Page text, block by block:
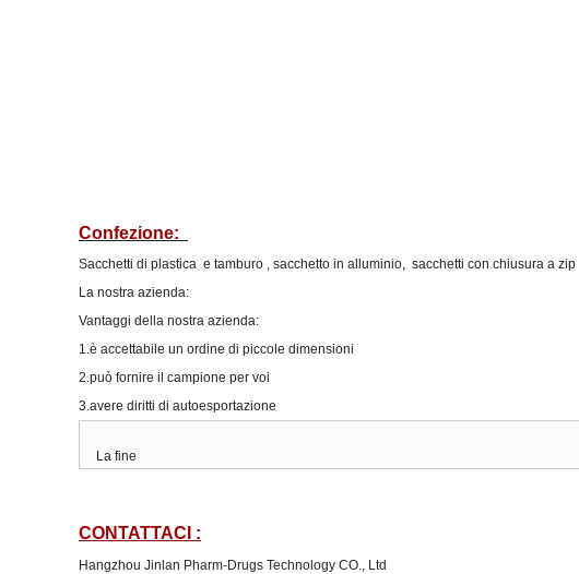
Confezione:
Sacchetti di plastica e tamburo , sacchetto in alluminio, sacchetti con chiusura a zip
La nostra azienda:
Vantaggi della nostra azienda:
1.è accettabile un ordine di piccole dimensioni
2.può fornire il campione per voi
3.avere diritti di autoesportazione
La fine
CONTATTACI :
Hangzhou Jinlan Pharm-Drugs Technology CO., Ltd